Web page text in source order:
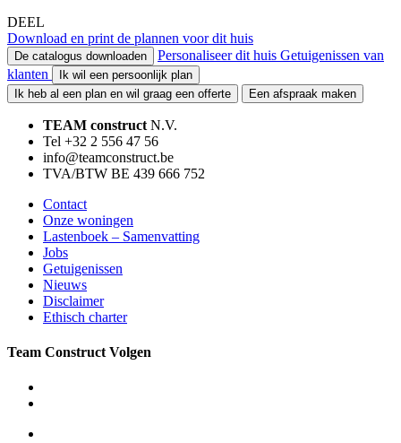
DEEL
Download en print de plannen voor dit huis
De catalogus downloaden Personaliseer dit huis Getuigenissen van
klanten
Ik wil een persoonlijk plan
Ik heb al een plan en wil graag een offerte
Een afspraak maken
TEAM construct N.V.
Tel +32 2 556 47 56
info@teamconstruct.be
TVA/BTW BE 439 666 752
Contact
Onze woningen
Lastenboek – Samenvatting
Jobs
Getuigenissen
Nieuws
Disclaimer
Ethisch charter
Team Construct Volgen